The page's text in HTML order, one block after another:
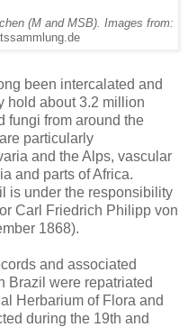
(M and MSB). Images from:
been intercalated and
hold about 3.2 million
fungi from around the
particularly
and the Alps, vascular
and parts of Africa.
is under the responsibility
Carl Friedrich Philipp von
1868).
and associated
Brazil were repatriated
Herbarium of Flora and
during the 19th and